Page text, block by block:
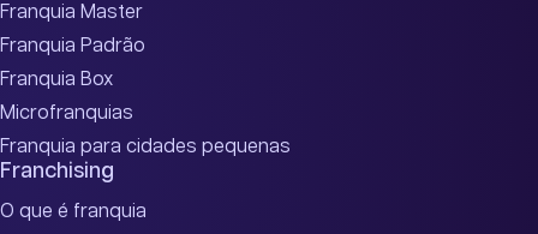
Franquia Master
Franquia Padrão
Franquia Box
Microfranquias
Franquia para cidades pequenas
Franchising
O que é franquia